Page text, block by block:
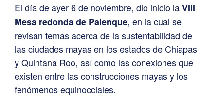
El día de ayer 6 de noviembre, dio inicio laVIII
Mesa redonda de Palenque, en la cual se
revisan temas acerca de la sustentabilidad de
las ciudades mayas en los estados de Chiapas
y Quintana Roo, así como las conexiones que
existen entre las construcciones mayas y los
fenómenos equinocciales.